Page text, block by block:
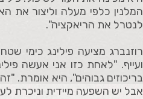
המלנין כלפי מעלה וליצור את
לנטרל את הריאקציה".
רוזנברג מציעה פילינג כימי
ועייף. "לאחת כזו אני אעשה
בריכוזים גבוהים", היא אומרת.
אבל יש השפעה מיידית וניכרת